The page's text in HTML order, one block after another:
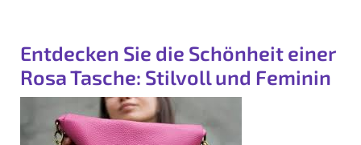
Entdecken Sie die Schönheit einer
Rosa Tasche: Stilvoll und Feminin